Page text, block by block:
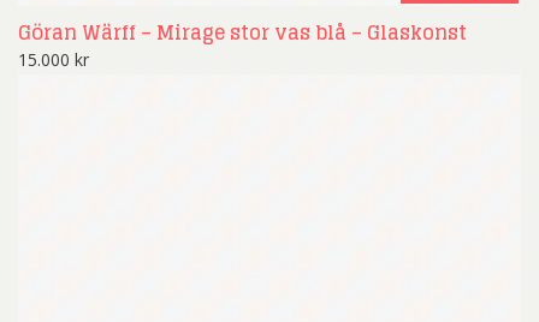
Göran Wärff – Mirage stor vas blå – Glaskonst
15.000 kr